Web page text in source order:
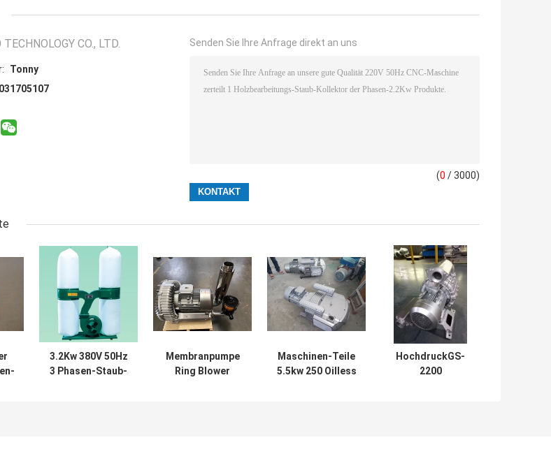
CO., LTD.
Tonny
Senden Sie Ihre Anfrage direkt an uns
(0 / 3000)
3.2Kw 380V 50Hz
3 Phasen-Staub-
Membranpumpe
Ring Blower
Maschinen-Teile
5.5kw 250 Oilless
HochdruckGS-
2200